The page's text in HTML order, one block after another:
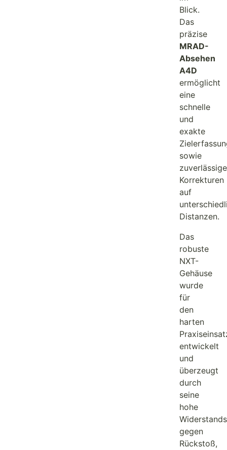
Blick.
Das
präzise
MRAD-
Absehen
A4D
ermöglicht
eine
schnelle
und
exakte
sowie
zuverlässige
Korrekturen
auf
Distanzen.
Das
robuste
NXT-
Gehäuse
wurde
für
den
harten
entwickelt
und
überzeugt
durch
seine
hohe
gegen
Rückstoß,